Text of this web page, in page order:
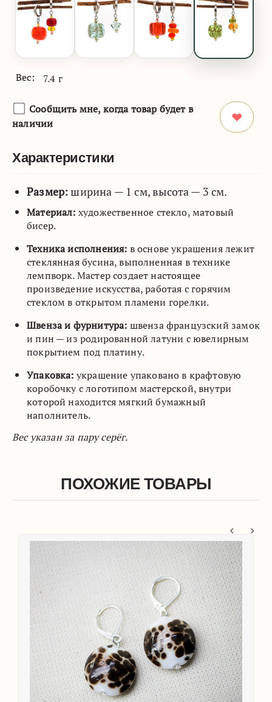
Вес: 7.4 г
Сообщить мне, когда товар будет в
наличии
Характеристики
Размер:ширина — 1 см, высота — 3 см.
Материал: художественное стекло, матовый
бисер.
Техника исполнения: в основе украшения лежит
стеклянная бусина, выполненная в технике
лемпворк. Мастер создает настоящее
произведение искусства, работая с горячим
стеклом в открытом пламени горелки.
Швенза и фурнитура: швенза французский замок
и пин — из родированной латуни с ювелирным
покрытием под платину.
Упаковка: украшение упаковано в крафтовую
коробочку с логотипом мастерской, внутри
которой находится мягкий бумажный
наполнитель.
Вес указан за пару серёг.
ПОХОЖИЕ ТОВАРЫ